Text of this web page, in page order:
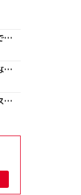
デジタルマーケティングの領域で、海外というステージに
どういう広報ができるとベストなのか
一緒に世界を震撼させるサービスをつくりましょう